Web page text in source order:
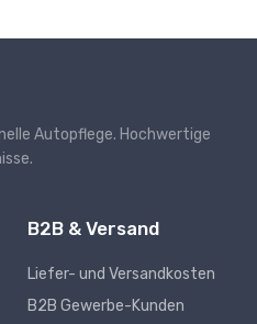
Autopflege. Hochwertige
B2B & Versand
Liefer- und Versandkosten
B2B Gewerbe-Kunden